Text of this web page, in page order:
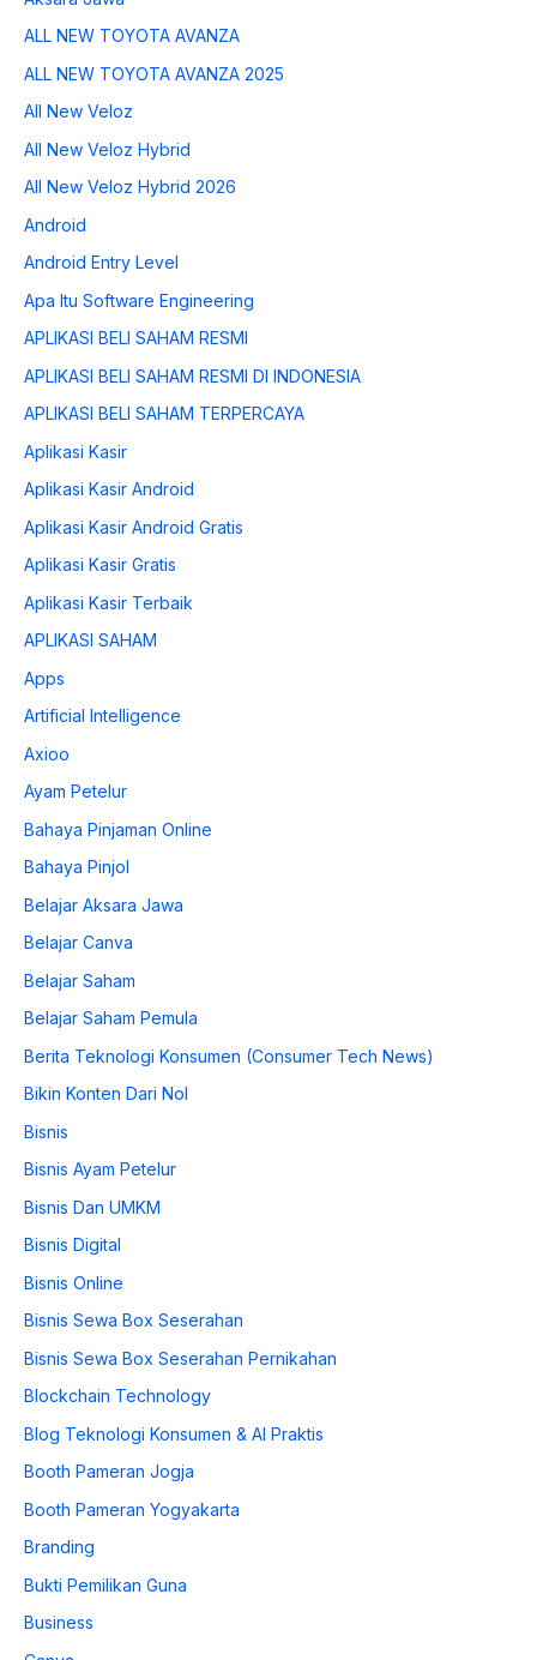
ALL NEW TOYOTA AVANZA
ALL NEW TOYOTA AVANZA 2025
All New Veloz
All New Veloz Hybrid
All New Veloz Hybrid 2026
Android
Android Entry Level
Apa Itu Software Engineering
APLIKASI BELI SAHAM RESMI
APLIKASI BELI SAHAM RESMI DI INDONESIA
APLIKASI BELI SAHAM TERPERCAYA
Aplikasi Kasir
Aplikasi Kasir Android
Aplikasi Kasir Android Gratis
Aplikasi Kasir Gratis
Aplikasi Kasir Terbaik
APLIKASI SAHAM
Apps
Artificial Intelligence
Axioo
Ayam Petelur
Bahaya Pinjaman Online
Bahaya Pinjol
Belajar Aksara Jawa
Belajar Canva
Belajar Saham
Belajar Saham Pemula
Berita Teknologi Konsumen (Consumer Tech News)
Bikin Konten Dari Nol
Bisnis
Bisnis Ayam Petelur
Bisnis Dan UMKM
Bisnis Digital
Bisnis Online
Bisnis Sewa Box Seserahan
Bisnis Sewa Box Seserahan Pernikahan
Blockchain Technology
Blog Teknologi Konsumen & AI Praktis
Booth Pameran Jogja
Booth Pameran Yogyakarta
Branding
Bukti Pemilikan Guna
Business